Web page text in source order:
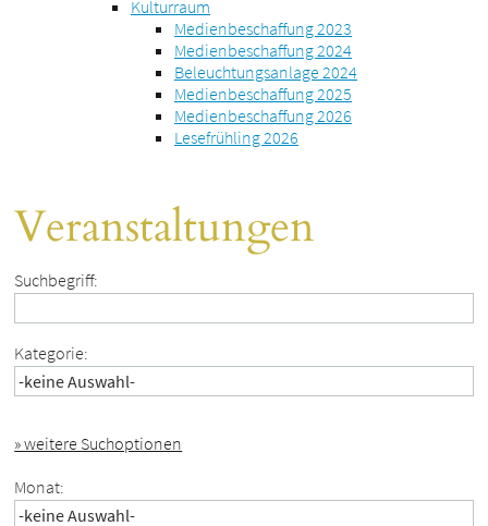
Kulturraum
Medienbeschaffung 2023
Medienbeschaffung 2024
Beleuchtungsanlage 2024
Medienbeschaffung 2025
Medienbeschaffung 2026
Lesefrühling 2026
Veranstaltungen
Suchbegriff:
Kategorie:
» weitere Suchoptionen
Monat: